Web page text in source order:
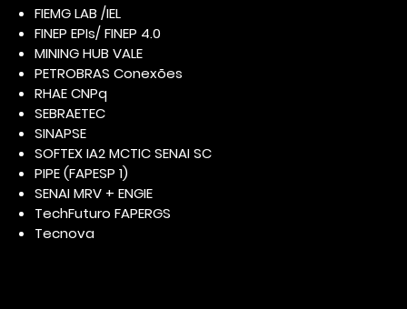
FIEMG LAB /IEL
FINEP EPIs/ FINEP 4.0
MINING HUB VALE
PETROBRAS Conexões
RHAE CNPq
SEBRAETEC
SINAPSE
SOFTEX IA2 MCTIC SENAI SC
PIPE (FAPESP 1)
SENAI MRV + ENGIE
TechFuturo FAPERGS
Tecnova